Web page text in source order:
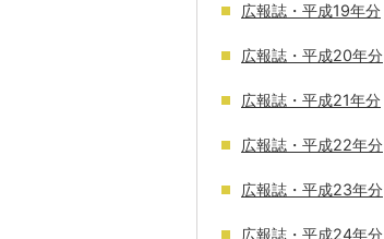
広報誌・平成19年分
広報誌・平成20年分
広報誌・平成21年分
広報誌・平成22年分
広報誌・平成23年分
広報誌・平成24年分